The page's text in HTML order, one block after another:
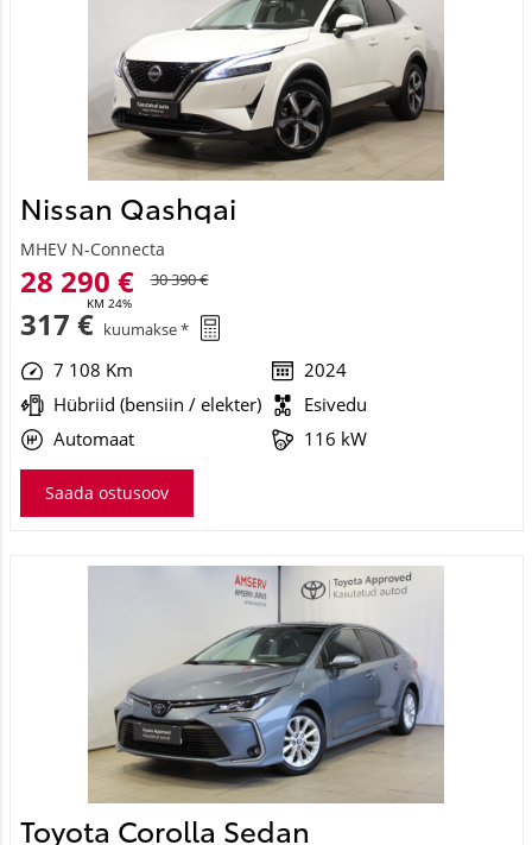
Nissan Qashqai
MHEV N-Connecta
28 290 €
KM 24%
30 390 €
317 € kuumakse *
7 108 Km
2024
Hübriid (bensiin / elekter)
Esivedu
Automaat
116 kW
Saada ostusoov
Toyota Corolla Sedan